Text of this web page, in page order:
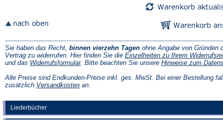
Liederbücher
Sie haben das Recht, binnen vierzehn Tagen ohne Angabe von Gründen
Vertrag zu widerrufen. Hier finden Sie die Einzelheiten zu Ihrem
und das Widerrufsformular(Öffnet
einem
neuen
. Bitte beachten Sie unsere Hinweise zum
Alle Preise sind Endkunden-Preise inkl. ges. MwSt. Bei einer Bestellung
zusätzlich Versandkosten(Öffnet
an.